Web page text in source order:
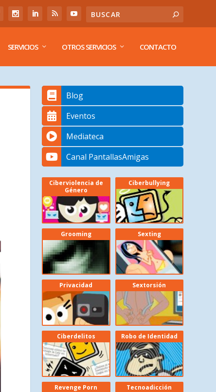
SERVICIOS OTROS SERVICIOS CONTACTO
Blog
Eventos
Mediateca
Canal PantallasAmigas
Ciberviolencia de
Género
Ciberbullying
Grooming Sexting
Privacidad Sextorsión
Ciberdelitos Robo de Identidad
Revenge Porn Tecnoadicción